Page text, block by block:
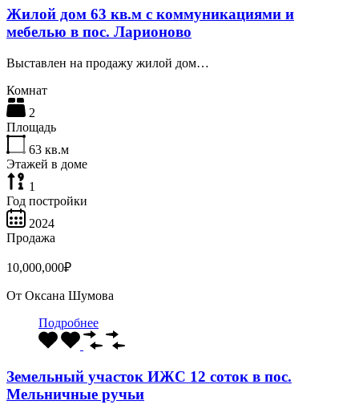
Жилой дом 63 кв.м с коммуникациями и
мебелью в пос. Ларионово
Выставлен на продажу жилой дом…
Комнат
2
Площадь
63 кв.м
Этажей в доме
1
Год постройки
2024
Продажа
10,000,000₽
От Оксана Шумова
Подробнее
Земельный участок ИЖС 12 соток в пос.
Мельничные ручьи